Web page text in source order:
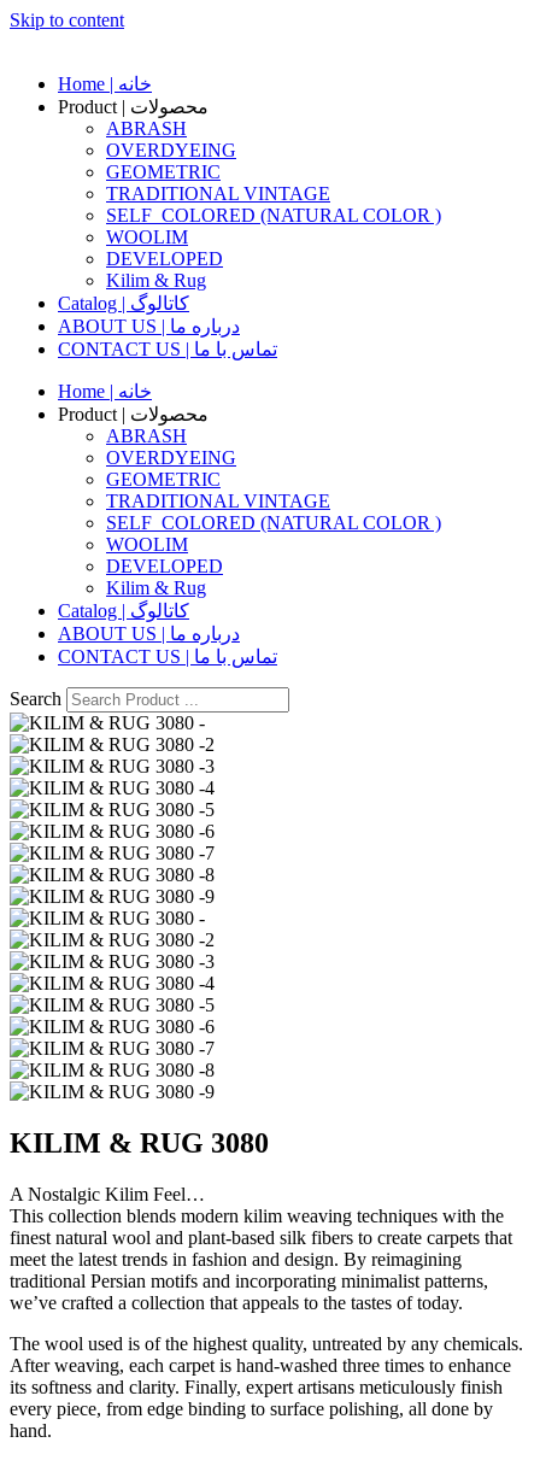
Skip to content
Home | خانه
Product | محصولات
ABRASH
OVERDYEING
GEOMETRIC
TRADITIONAL VINTAGE
SELF_COLORED (NATURAL COLOR )
WOOLIM
DEVELOPED
Kilim & Rug
Catalog | کاتالوگ
ABOUT US | درباره ما
CONTACT US | تماس با ما
Home | خانه
Product | محصولات
ABRASH
OVERDYEING
GEOMETRIC
TRADITIONAL VINTAGE
SELF_COLORED (NATURAL COLOR )
WOOLIM
DEVELOPED
Kilim & Rug
Catalog | کاتالوگ
ABOUT US | درباره ما
CONTACT US | تماس با ما
Search
KILIM & RUG 3080
A Nostalgic Kilim Feel…
This collection blends modern kilim weaving techniques with the
finest natural wool and plant-based silk fibers to create carpets that
meet the latest trends in fashion and design. By reimagining
traditional Persian motifs and incorporating minimalist patterns,
we’ve crafted a collection that appeals to the tastes of today.
The wool used is of the highest quality, untreated by any chemicals.
After weaving, each carpet is hand-washed three times to enhance
its softness and clarity. Finally, expert artisans meticulously finish
every piece, from edge binding to surface polishing, all done by
hand.